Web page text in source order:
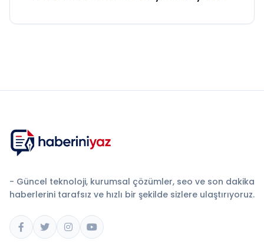
- Güncel teknoloji, kurumsal çözümler, seo ve son dakika
haberlerini tarafsız ve hızlı bir şekilde sizlere ulaştırıyoruz.